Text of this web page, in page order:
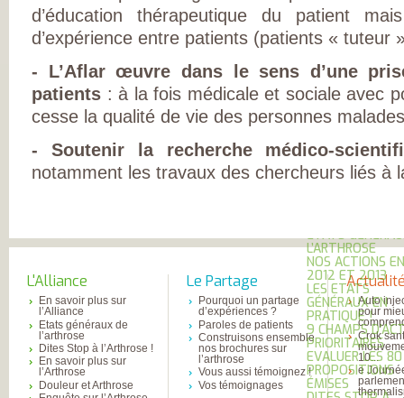
DE
SYNDICAT
DES MÉDECINS
PIERRE FABRE
CHAINE
DU SOLEIL
LABORATOIRES
EXPANSCIENCE
LABORATOIRES
GENEVRIER
ROTTAPHARM
MADAUS
ETATS
L’ARTHROSE
NOS ACTIONS EN
2012 ET 2013
LES ETATS
GÉNÉRAUX EN
PRATIQUE !
9 CHAMPS
PRIORITAIRES
EVALUER LES 80
PROPOSITIONS
ÉMISES
d’éducation thérapeutique du patient
d’expérience entre patients (patients « tuteur
- L’Aflar œuvre dans le sens d’une
patients : à la fois médicale et sociale avec
cesse la qualité de vie des personnes
- Soutenir la recherche médico-
notamment les travaux des chercheurs liés à
L'Alliance
En savoir plus sur
l’Alliance
Etats généraux de
l’arthrose
Dites Stop à l’Arthrose !
En savoir plus sur
l’Arthrose
Douleur et Arthrose
Le Partage
Pourquoi un partage
d’expériences ?
Paroles de patients
Construisons ensemble
nos brochures sur
l’arthrose
Vous aussi témoignez !
Vos témoignages
Auto
pour
Crok
10...
e